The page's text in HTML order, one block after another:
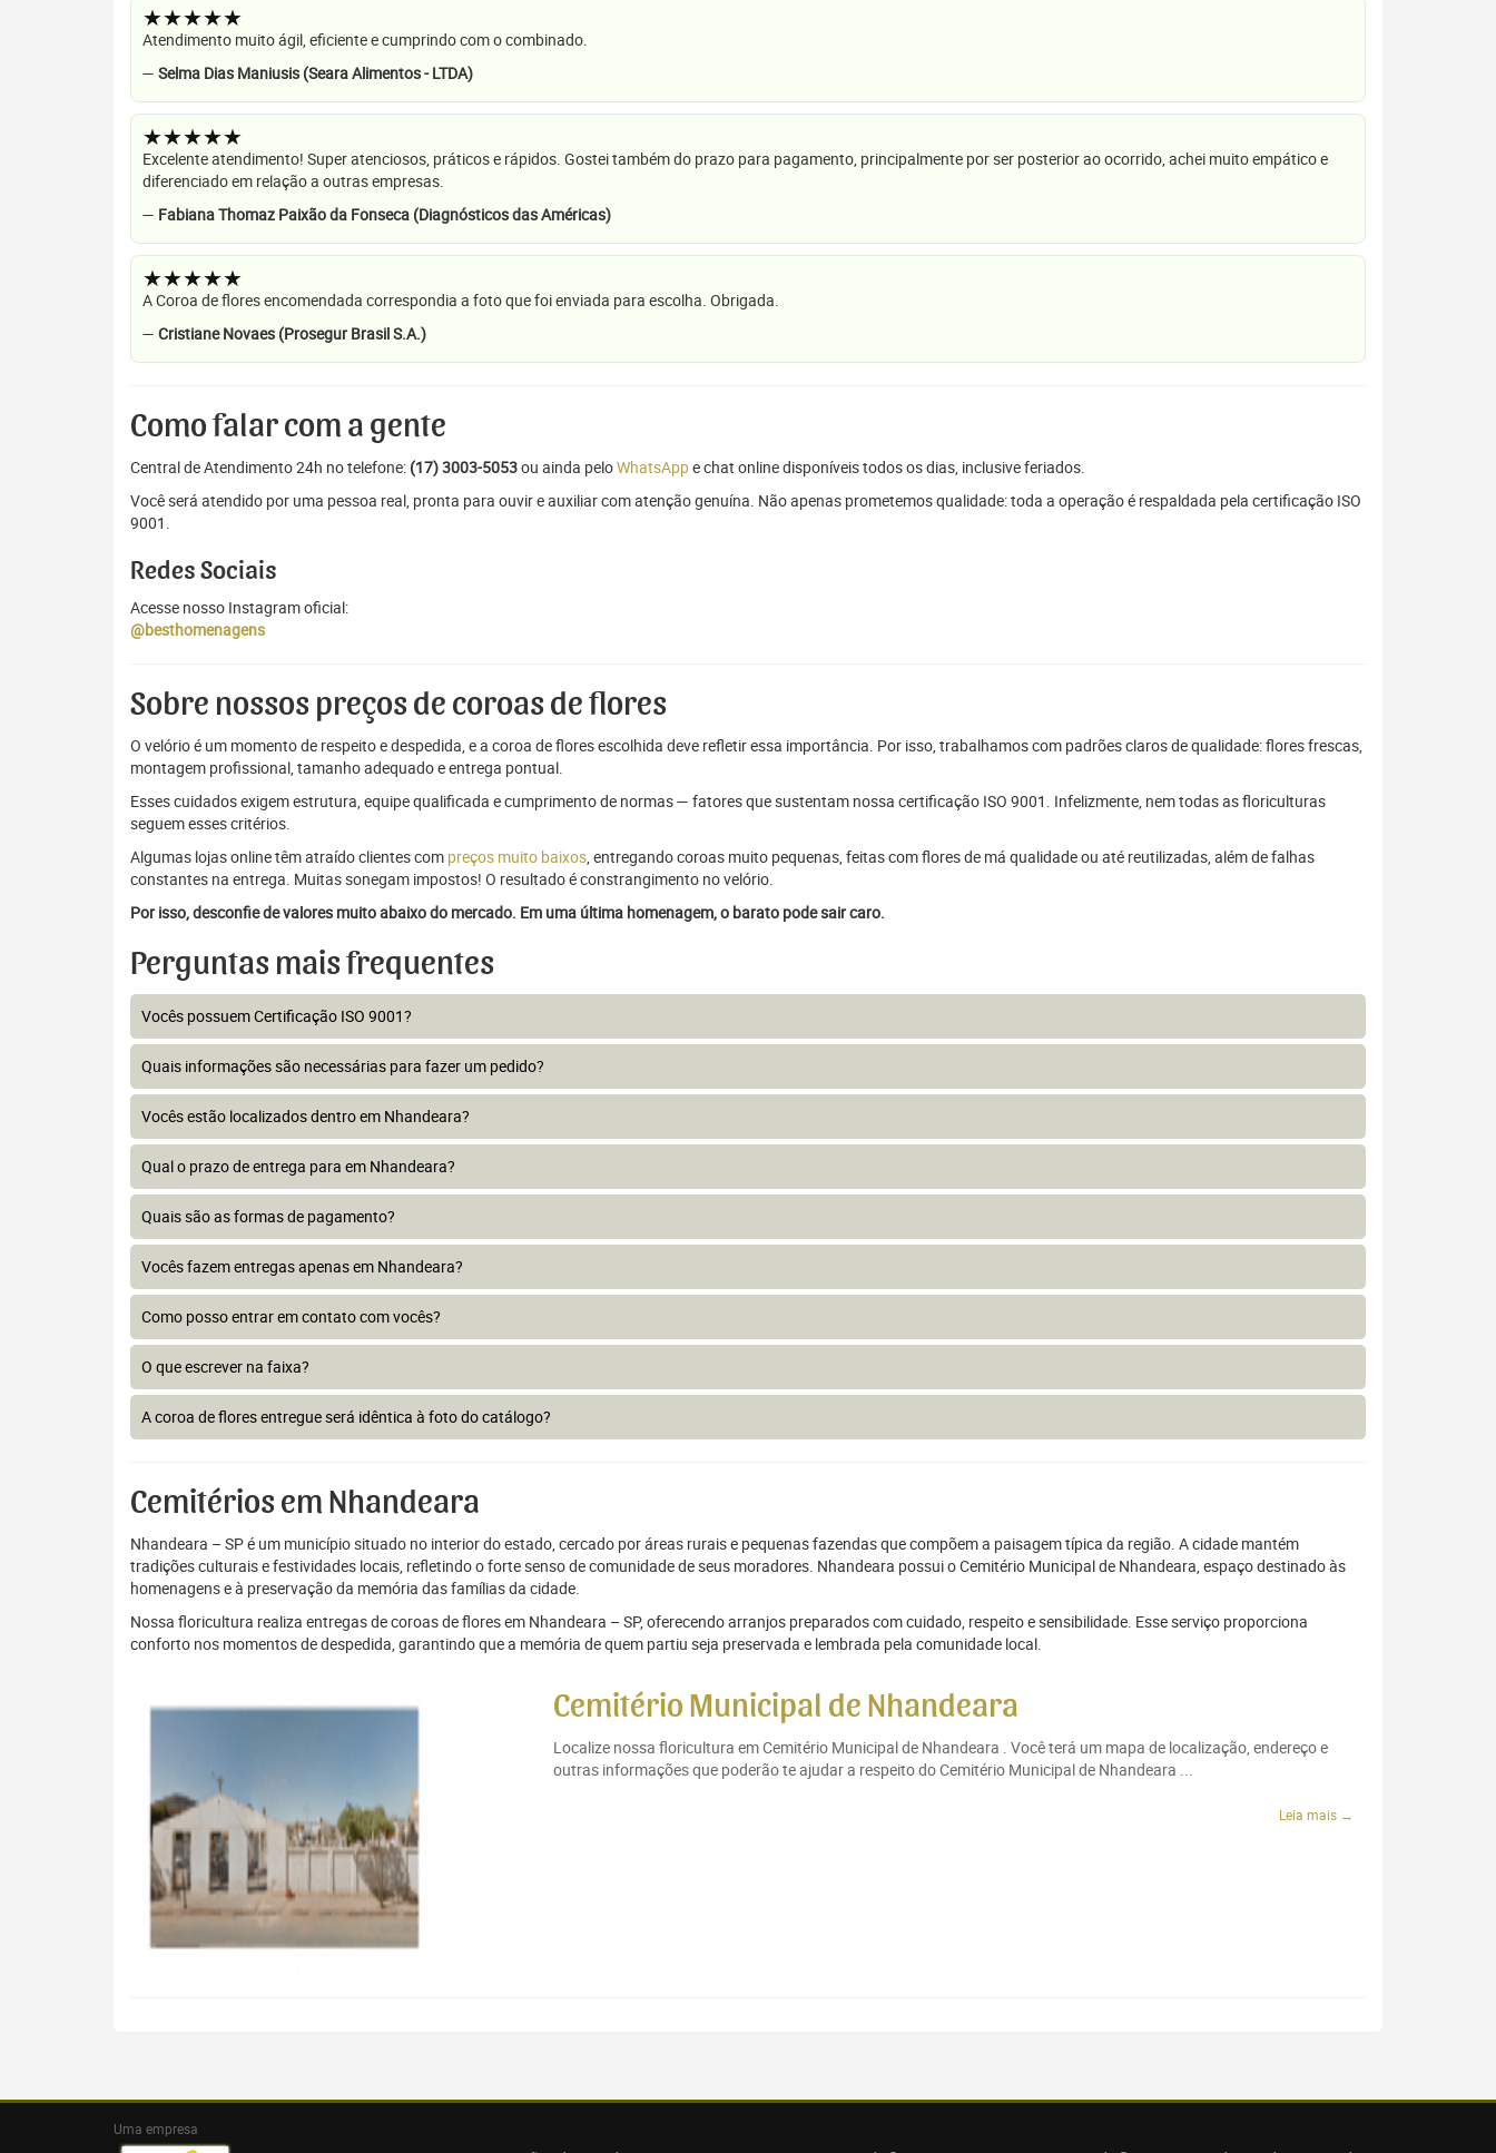
★★★★★
Atendimento muito ágil, eficiente e cumprindo com o combinado.
— Selma Dias Maniusis (Seara Alimentos - LTDA)
★★★★★
Excelente atendimento! Super atenciosos, práticos e rápidos. Gostei também do prazo para pagamento, principalmente por ser posterior ao ocorrido, achei muito empático e
diferenciado em relação a outras empresas.
— Fabiana Thomaz Paixão da Fonseca (Diagnósticos das Américas)
★★★★★
A Coroa de flores encomendada correspondia a foto que foi enviada para escolha. Obrigada.
— Cristiane Novaes (Prosegur Brasil S.A.)
Como falar com a gente
Central de Atendimento 24h no telefone: (17) 3003-5053ou ainda peloWhatsAppe chat online disponíveis todos os dias, inclusive feriados.
Você será atendido por uma pessoa real, pronta para ouvir e auxiliar com atenção genuína. Não apenas prometemos qualidade: toda a operação é respaldada pela certificação ISO
9001.
Redes Sociais
Acesse nosso Instagram oficial:
@besthomenagens
Sobre nossos preços de coroas de flores
O velório é um momento de respeito e despedida, e a coroa de flores escolhida deve refletir essa importância. Por isso, trabalhamos com padrões claros de qualidade: flores frescas,
montagem profissional, tamanho adequado e entrega pontual.
Esses cuidados exigem estrutura, equipe qualificada e cumprimento de normas — fatores que sustentam nossa certificação ISO 9001. Infelizmente, nem todas as floriculturas
seguem esses critérios.
Algumas lojas online têm atraído clientes com preços muito baixos, entregando coroas muito pequenas, feitas com flores de má qualidade ou até reutilizadas, além de falhas
constantes na entrega. Muitas sonegam impostos! O resultado é constrangimento no velório.
Por isso, desconfie de valores muito abaixo do mercado. Em uma última homenagem, o barato pode sair caro.
Perguntas mais frequentes
Vocês possuem Certificação ISO 9001?
Quais informações são necessárias para fazer um pedido?
Vocês estão localizados dentro em Nhandeara?
Qual o prazo de entrega para em Nhandeara?
Quais são as formas de pagamento?
Vocês fazem entregas apenas em Nhandeara?
Como posso entrar em contato com vocês?
O que escrever na faixa?
A coroa de flores entregue será idêntica à foto do catálogo?
Cemitérios em Nhandeara
Nhandeara – SP é um município situado no interior do estado, cercado por áreas rurais e pequenas fazendas que compõem a paisagem típica da região. A cidade mantém
tradições culturais e festividades locais, refletindo o forte senso de comunidade de seus moradores. Nhandeara possui o Cemitério Municipal de Nhandeara, espaço destinado às
homenagens e à preservação da memória das famílias da cidade.
Nossa floricultura realiza entregas de coroas de flores em Nhandeara – SP, oferecendo arranjos preparados com cuidado, respeito e sensibilidade. Esse serviço proporciona
conforto nos momentos de despedida, garantindo que a memória de quem partiu seja preservada e lembrada pela comunidade local.
Cemitério Municipal de Nhandeara
Localize nossa floricultura em Cemitério Municipal de Nhandeara . Você terá um mapa de localização, endereço e
outras informações que poderão te ajudar a respeito do Cemitério Municipal de Nhandeara ...
Leia mais →
Uma empresa